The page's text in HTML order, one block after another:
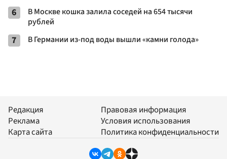
6
В Москве кошка залила соседей на 654 тысячи
рублей
7 В Германии из-под воды вышли «камни голода»
Редакция
Реклама
Карта сайта
Правовая информация
Условия использования
Политика конфиденциальности